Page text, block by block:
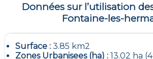
Données sur l’utilisation
Fontaine-les-
Surface : 3.85 km2
Zones Urbanisees (ha) : 13.02 ha